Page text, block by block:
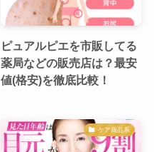
ピュアルピエを市販してる
薬局などの販売店は？最安
値(格安)を徹底比較！
ケア商品系